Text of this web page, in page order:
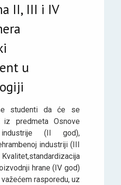
II, III i IV
u
studenti da će se
iz predmeta Osnove
industrije (II god),
industriji (III
hrane (IV god)
rasporedu, uz